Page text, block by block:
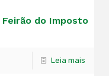
do Imposto
Leia mais